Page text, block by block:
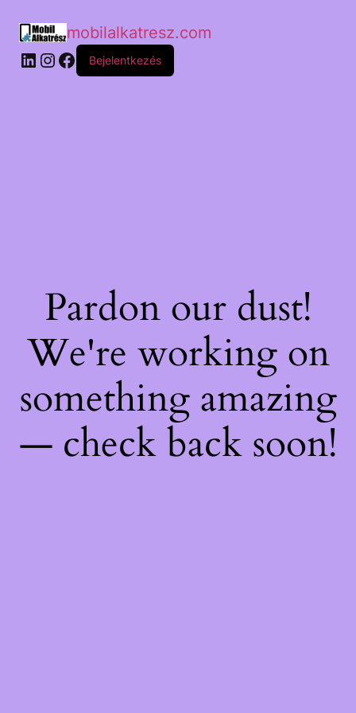
mobilalkatresz.com
Bejelentkezés
Pardon our dust!
We're working on
something amazing
— check back soon!